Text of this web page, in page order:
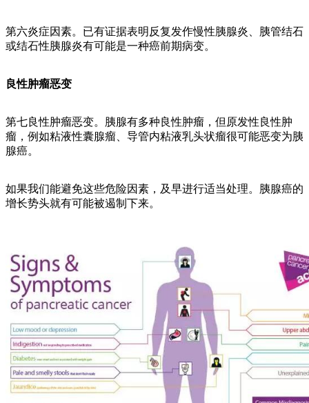
第六炎症因素。已有证据表明反复发作慢性胰腺炎、胰管结石
或结石性胰腺炎有可能是一种癌前期病变。
良性肿瘤恶变
第七良性肿瘤恶变。胰腺有多种良性肿瘤，但原发性良性肿
瘤，例如粘液性囊腺瘤、导管内粘液乳头状瘤很可能恶变为胰
腺癌。
如果我们能避免这些危险因素，及早进行适当处理。胰腺癌的
增长势头就有可能被遏制下来。